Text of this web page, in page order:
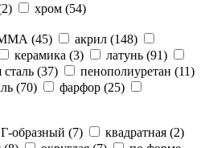
2) хром (54)
(45) акрил (148)
керамика (3) латунь (91)
(37) пенополиуретан (11)
(70) фарфор (25)
Г-образный (7) квадратная (2)